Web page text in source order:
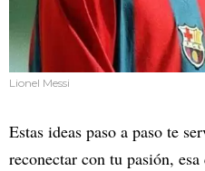
Lionel Messi
Estas ideas paso a paso te
reconectar con tu pasión,